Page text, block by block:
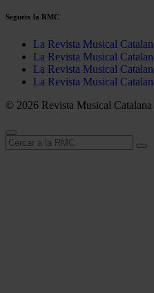
Segueix la RMC
La Revista Musical
La Revista Musical
La Revista Musical
La Revista Musical
© 2026 Revista Musical Catalana